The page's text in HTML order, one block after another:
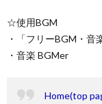
☆使用BGM
・「フリーBGM・音
・音楽 BGMer
Home(top